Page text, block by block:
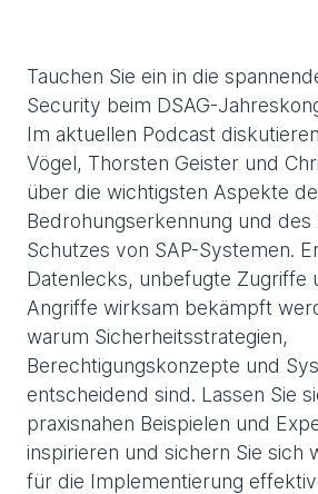
Tauchen Sie ein in die
Security beim DSAG-
Im aktuellen Podcast
Vögel, Thorsten Geister und
über die wichtigsten Aspekte
Bedrohungserkennung und des
Schutzes von SAP-Systemen.
Datenlecks, unbefugte Zugriffe
Angriffe wirksam bekämpft
warum Sicherheitsstrategien,
Berechtigungskonzepte und
entscheidend sind. Lassen Sie
praxisnahen Beispielen und
inspirieren und sichern Sie sich
für die Implementierung